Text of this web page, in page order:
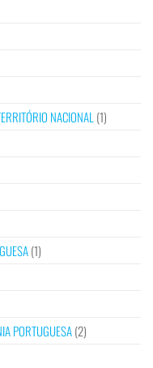
NACIONAL(1)
(1)
PORTUGUESA(2)